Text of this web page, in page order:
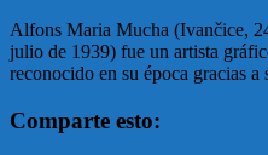
Alfons Maria Mucha (Ivančice,
julio de 1939) fue un artista
reconocido en su época gracias
Comparte esto: